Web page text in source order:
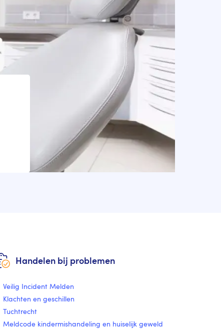
Handelen bij problemen
Veilig Incident Melden
Klachten en geschillen
Tuchtrecht
Meldcode kindermishandeling en huiselijk geweld